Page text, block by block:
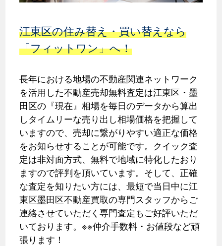
江東区の住み替え・買い替えなら
「フィットワン」へ！
長年における地場の不動産関連ネットワーク
を活用した不動産売却無料査定は江東区・墨
田区の『現在』相場を毎日のデータから算出
しタイムリーな売り出し相場価格を把握して
いますので、売却に繋がりやすい適正な価格
をお知らせすることが可能です。クイック査
定は非対面方式、無料で地域に特化したおり
ますので評判を頂いています。そして、正確
な査定を知りたい方には、最短で当日中に江
東区墨田区不動産買取の専門スタッフからご
連絡させていただく専門査定もご好評いただ
いております。※※仲介手数料・お値段など頑
張ります！